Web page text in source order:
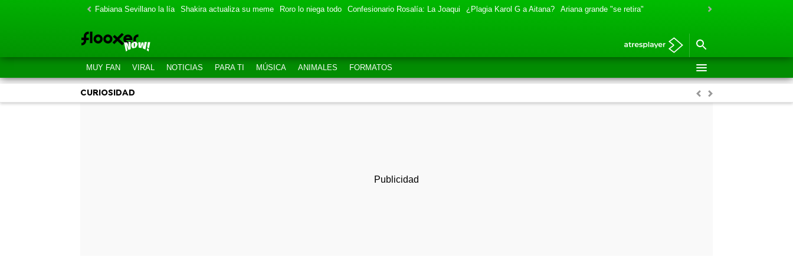
Fabiana Sevillano la lía Shakira actualiza su meme Roro lo niega todo Confesionario Rosalía: La Joaqui ¿Plagia Karol G a Aitana? Ariana grande "se retira"
MUY FAN VIRAL NOTICIAS PARA TI MÚSICA ANIMALES FORMATOS
CURIOSIDAD AnteriorSiguiente